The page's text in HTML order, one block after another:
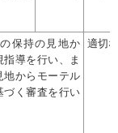
保持の見地か
導を行い、ま
地からモーテル
づく審査を行い
適切